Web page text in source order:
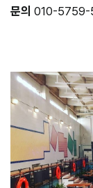
문의 010-